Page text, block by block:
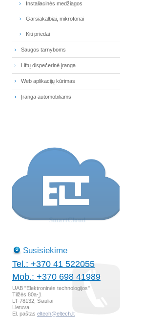
Instaliacinės medžiagos
Garsiakalbiai, mikrofonai
Kiti priedai
Saugos tarnyboms
Liftų dispečerinė įranga
Web aplikacijų kūrimas
Įranga automobiliams
Susisiekime
Tel.: +370 41 522055
Mob.: +370 698 41989
UAB "Elektroninės technologijos"
Tilžės 80a-1
LT-78132, Šiauliai
Lietuva
El. paštas eltech@eltech.lt